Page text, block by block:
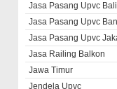
Jasa Pasang Upvc Bali
Jasa Pasang Upvc
Jasa Pasang Upvc
Jasa Railing Balkon
Jawa Timur
Jendela Upvc